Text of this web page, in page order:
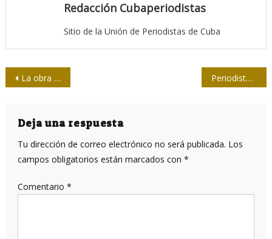
Redacción Cubaperiodistas
Sitio de la Unión de Periodistas de Cuba
Navegación
entradas
La obra de Leal en FIL 2018 Periodistas cienfuegueros debatieron sobre cultura comunicacional
Deja una respuesta
Tu dirección de correo electrónico no será publicada. Los
campos obligatorios están marcados con *
Comentario *